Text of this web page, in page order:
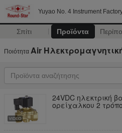
Yuyao No. 4 Instrument
Σπίτι Προϊόντα
Ποιότητα Air
24VDC ηλεκτρική
ορείχαλκου 2